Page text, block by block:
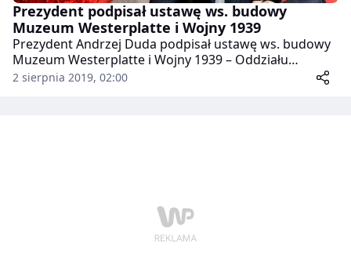
Prezydent podpisał ustawę ws. budowy
Muzeum Westerplatte i Wojny 1939
Prezydent Andrzej Duda podpisał ustawę ws. budowy
Muzeum Westerplatte i Wojny 1939 – Oddziału
Muzeum II Wojny Światowej w Gdańsku –
2 sierpnia 2019, 02:00